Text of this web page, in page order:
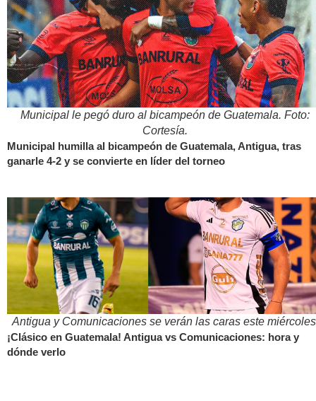
Municipal le pegó duro al bicampeón de Guatemala. Foto:
Cortesía.
Municipal humilla al bicampeón de Guatemala, Antigua, tras
ganarle 4-2 y se convierte en líder del torneo
Antigua y Comunicaciones se verán las caras este
¡Clásico en Guatemala! Antigua vs Comunicaciones: hora y
dónde verlo